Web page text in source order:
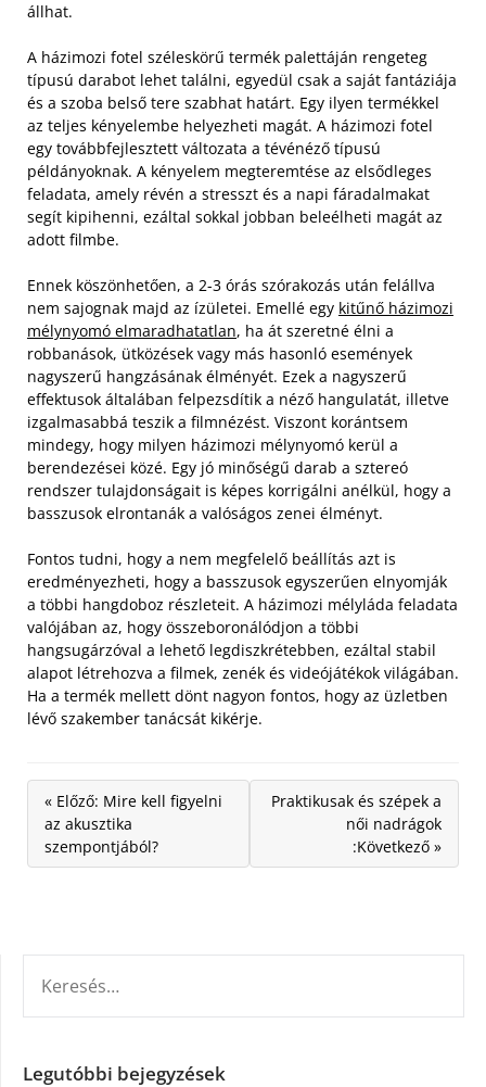
állhat.
A házimozi fotel széleskörű termék palettáján rengeteg
típusú darabot lehet találni, egyedül csak a saját fantáziája
és a szoba belső tere szabhat határt. Egy ilyen termékkel
az teljes kényelembe helyezheti magát. A házimozi fotel
egy továbbfejlesztett változata a tévénéző típusú
példányoknak. A kényelem megteremtése az elsődleges
feladata, amely révén a stresszt és a napi fáradalmakat
segít kipihenni, ezáltal sokkal jobban beleélheti magát az
adott filmbe.
Ennek köszönhetően, a 2-3 órás szórakozás után felállva
nem sajognak majd az ízületei. Emellé egy kitűnő házimozi
mélynyomó elmaradhatatlan, ha át szeretné élni a
robbanások, ütközések vagy más hasonló események
nagyszerű hangzásának élményét. Ezek a nagyszerű
effektusok általában felpezsdítik a néző hangulatát, illetve
izgalmasabbá teszik a filmnézést. Viszont korántsem
mindegy, hogy milyen házimozi mélynyomó kerül a
berendezései közé. Egy jó minőségű darab a sztereó
rendszer tulajdonságait is képes korrigálni anélkül, hogy a
basszusok elrontanák a valóságos zenei élményt.
Fontos tudni, hogy a nem megfelelő beállítás azt is
eredményezheti, hogy a basszusok egyszerűen elnyomják
a többi hangdoboz részleteit. A házimozi mélyláda feladata
valójában az, hogy összeboronálódjon a többi
hangsugárzóval a lehető legdiszkrétebben, ezáltal stabil
alapot létrehozva a filmek, zenék és videójátékok világában.
Ha a termék mellett dönt nagyon fontos, hogy az üzletben
lévő szakember tanácsát kikérje.
« Előző: Mire kell figyelni
az akusztika
szempontjából?
Praktikusak és szépek a
női nadrágok
:Következő »
Legutóbbi bejegyzések